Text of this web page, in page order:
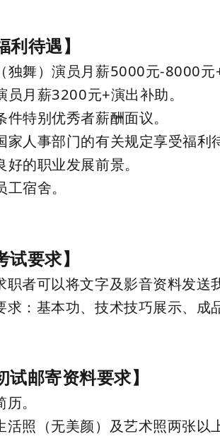
利待遇】
独舞）演员月薪5000元-8000元
员月薪3200元+演出补助。
件特别优秀者薪酬面议。
家人事部门的有关规定享受福利
好的职业发展前景。
宿舍。
要求】
职者可以将文字及影音资料发
求：基本功、技术技巧展示、
试邮寄资料要求】
。
活照（无美颜）及艺术照两张以